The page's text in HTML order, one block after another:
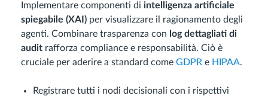
Implementare componenti di intelligenza artificiale
spiegabile (XAI) per visualizzare il ragionamento degli
agenti. Combinare trasparenza con log dettagliati di
audit rafforza compliance e responsabilità. Ciò è
cruciale per aderire a standard come GDPR e HIPAA.
Registrare tutti i nodi decisionali con i rispettivi